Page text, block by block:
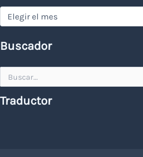
Hemeroteca
Buscador
por:
Traductor